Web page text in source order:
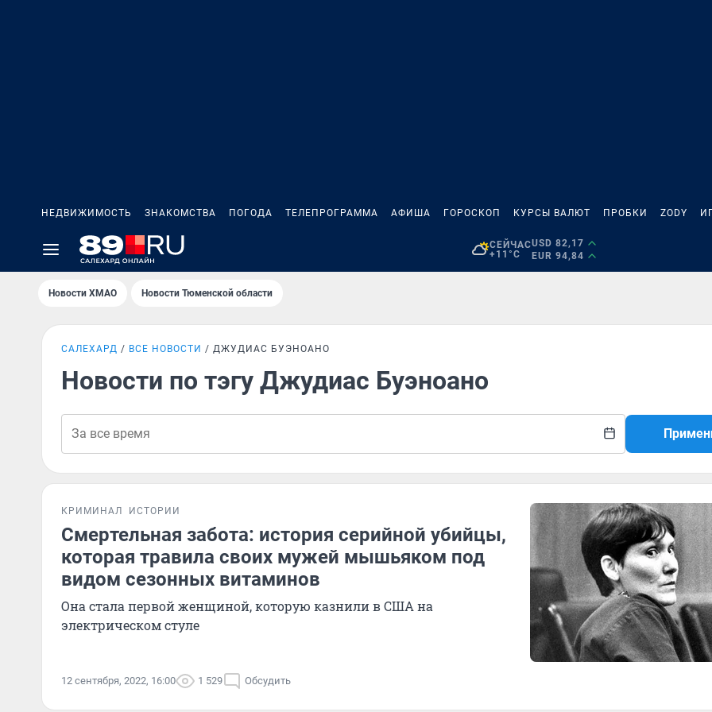
НЕДВИЖИМОСТЬ ЗНАКОМСТВА ПОГОДА ТЕЛЕПРОГРАММА АФИША ГОРОСКОП КУРСЫ ВАЛЮТ ПРОБКИ ZODY
СЕЙЧАС
+11°C
USD 82,17
EUR 94,84
Новости ХМАО Новости Тюменской области
САЛЕХАРД ВСЕ НОВОСТИ ДЖУДИАС БУЭНОАНО
Новости по тэгу Джудиас Буэноано
КРИМИНАЛ ИСТОРИИ
Смертельная забота: история серийной убийцы,
которая травила своих мужей мышьяком под
видом сезонных витаминов
Она стала первой женщиной, которую казнили в США на
электрическом стуле
12 сентября, 2022, 16:00 1 529 Обсудить